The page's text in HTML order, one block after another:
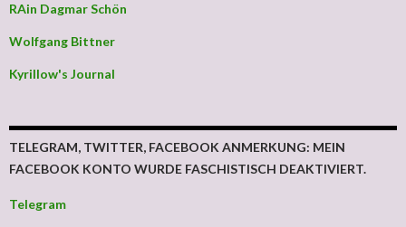
RAin Dagmar Schön
Wolfgang Bittner
Kyrillow's Journal
TELEGRAM, TWITTER, FACEBOOK ANMERKUNG: MEIN
FACEBOOK KONTO WURDE FASCHISTISCH DEAKTIVIERT.
Telegram